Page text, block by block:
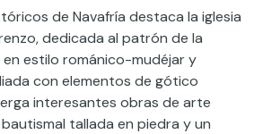
de Navafría destaca la iglesia
dedicada al patrón de la
estilo románico-mudéjar y
con elementos de gótico
interesantes obras de arte
tallada en piedra y un